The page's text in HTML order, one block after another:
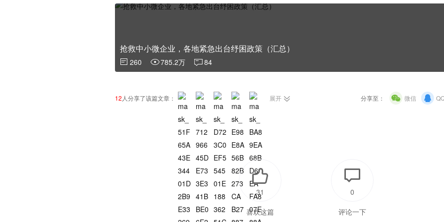
抢救中小微企业，各地紧急出台纾困政策（汇总）
260 785.2万 84
12 人分享了该篇文章： 展开 分享至： 微信
喜欢这篇
31
评论一下
0